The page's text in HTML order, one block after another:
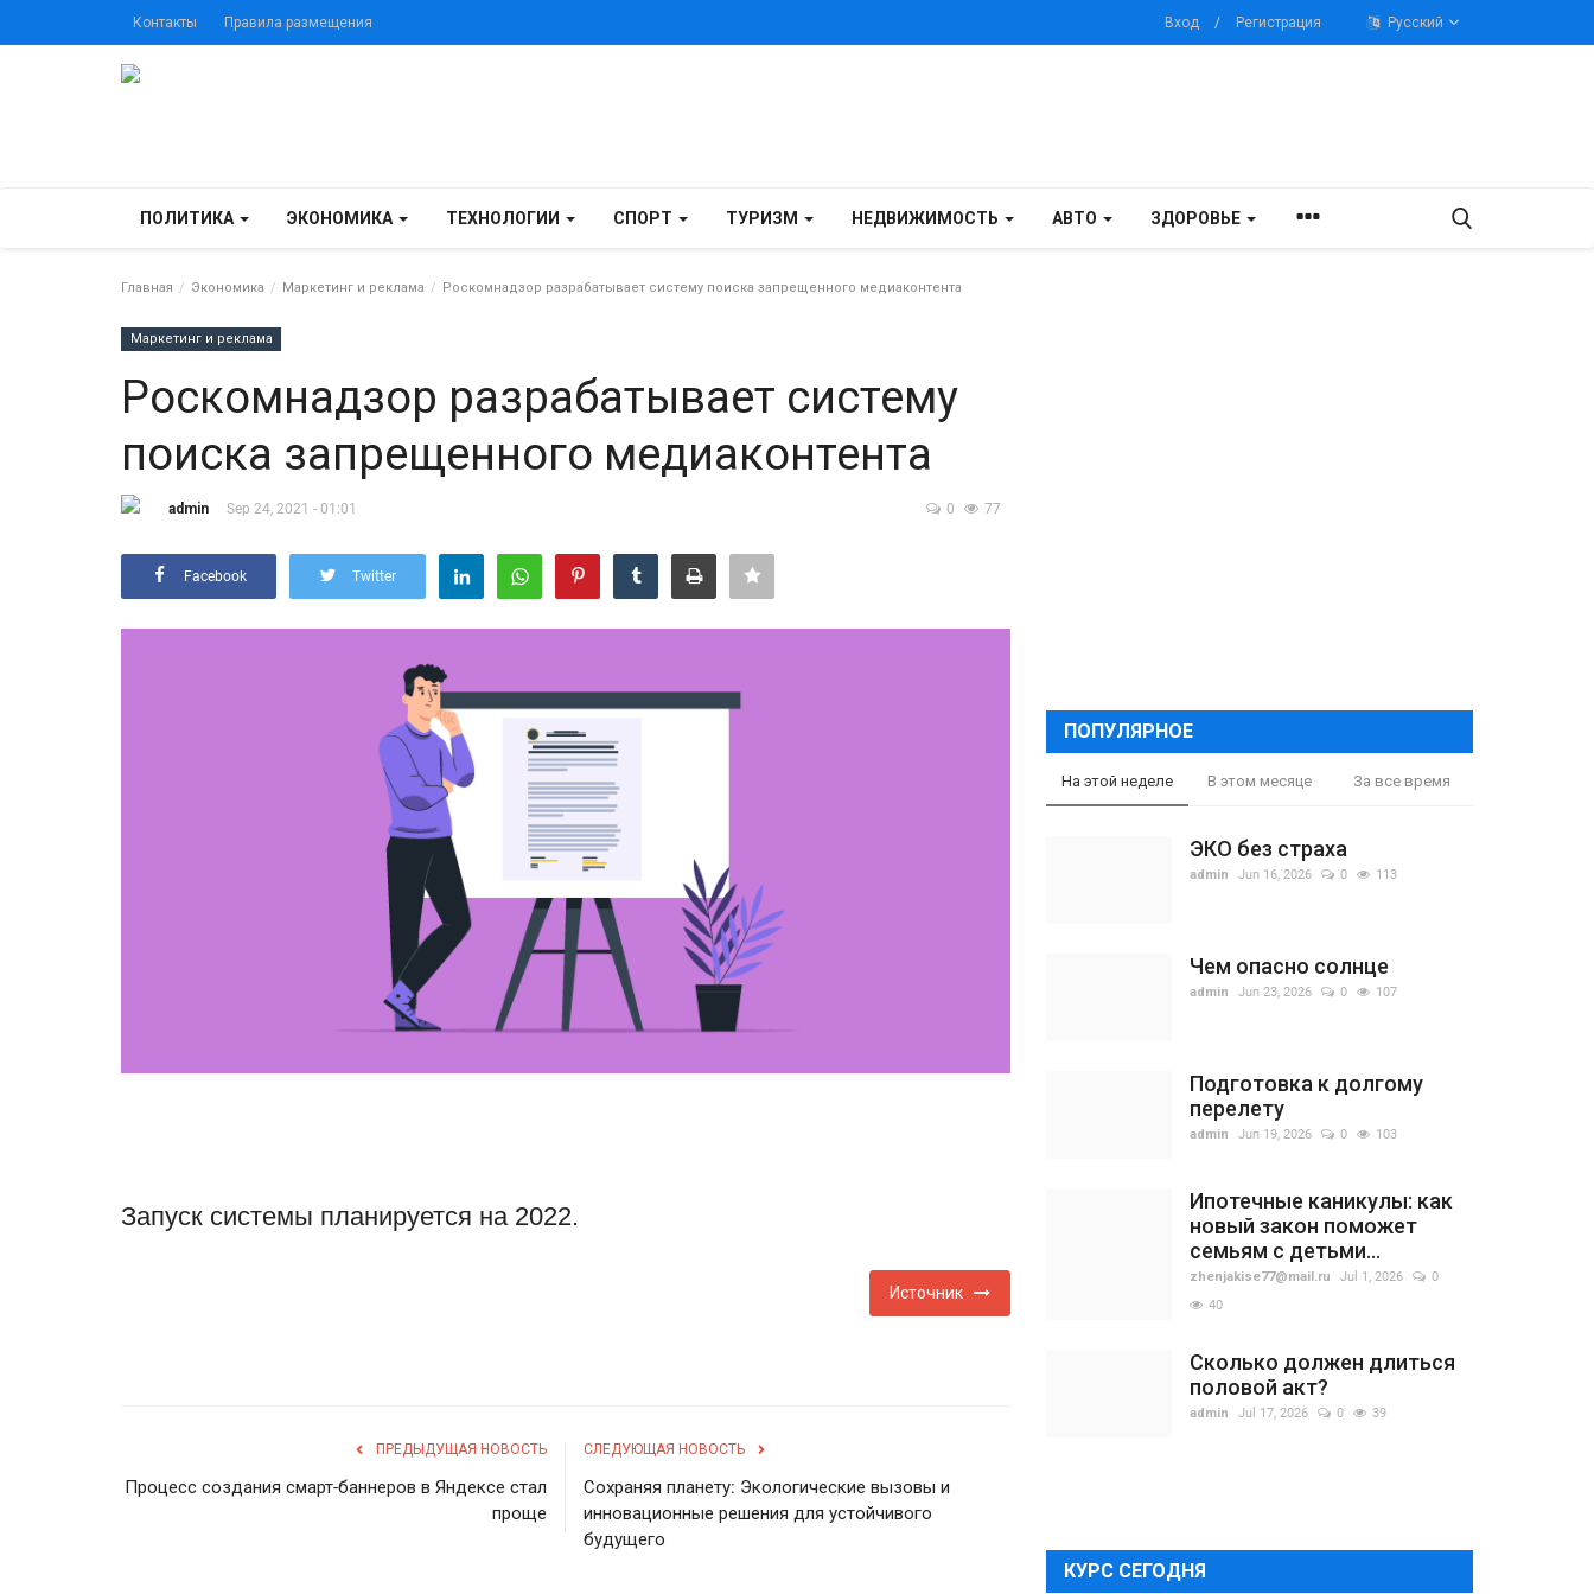
Контакты Правила размещения Вход / Регистрация Русский
ПОЛИТИКА ЭКОНОМИКА ТЕХНОЛОГИИ СПОРТ ТУРИЗМ НЕДВИЖИМОСТЬ АВТО ЗДОРОВЬЕ
Главная Экономика Маркетинг и реклама Роскомнадзор разрабатывает систему поиска запрещенного медиаконтента
Маркетинг и реклама
Роскомнадзор разрабатывает систему
поиска запрещенного медиаконтента
admin Sep 24, 2021 - 01:01 0 77
Facebook Twitter
Запуск системы планируется на 2022.
Источник
ПРЕДЫДУЩАЯ НОВОСТЬ
Процесс создания смарт-баннеров в Яндексе стал
проще
СЛЕДУЮЩАЯ НОВОСТЬ
Сохраняя планету: Экологические вызовы и
инновационные решения для устойчивого
будущего
ПОПУЛЯРНОЕ
На этой неделе В этом месяце За все время
ЭКО без страха
admin Jun 16, 2026 0 113
Чем опасно солнце
admin Jun 23, 2026 0 107
Подготовка к долгому
перелету
admin Jun 19, 2026 0 103
Ипотечные каникулы: как
новый закон поможет
семьям с детьми...
zhenjakise77@mail.ru Jul 1, 2026
0
40
Сколько должен длиться
половой акт?
admin Jul 17, 2026 0 39
КУРС СЕГОДНЯ